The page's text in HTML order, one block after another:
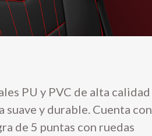
PU y PVC de alta calidad
suave y durable. Cuenta con
de 5 puntas con ruedas